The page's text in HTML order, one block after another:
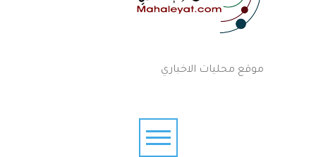
موقع محليات الاخباري